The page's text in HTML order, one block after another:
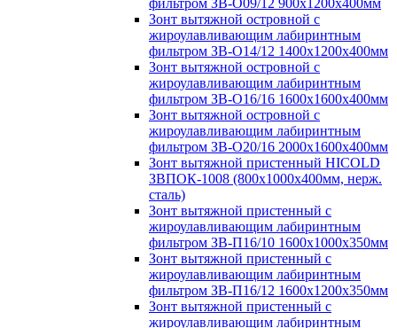
фильтром ЗВ-О09/12 900х1200х400мм
Зонт вытяжной островной с
жироулавливающим лабиринтным
фильтром ЗВ-О14/12 1400х1200х400мм
Зонт вытяжной островной с
жироулавливающим лабиринтным
фильтром ЗВ-О16/16 1600х1600х400мм
Зонт вытяжной островной с
жироулавливающим лабиринтным
фильтром ЗВ-О20/16 2000х1600х400мм
Зонт вытяжной пристенный HICOLD
ЗВПОК-1008 (800х1000х400мм, нерж.
сталь)
Зонт вытяжной пристенный с
жироулавливающим лабиринтным
фильтром ЗВ-П16/10 1600х1000х350мм
Зонт вытяжной пристенный с
жироулавливающим лабиринтным
фильтром ЗВ-П16/12 1600х1200х350мм
Зонт вытяжной пристенный с
жироулавливающим лабиринтным